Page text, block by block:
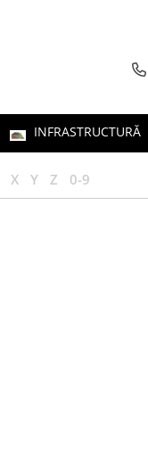
INFRASTRUCTURĂ
X Y Z 0-9